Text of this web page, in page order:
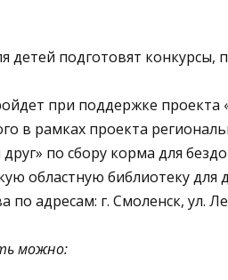
детей подготовят
при поддержке проекта
в рамках проекта
по сбору корма для
областную библиотеку
по адресам: г. Смоленск, ул.
можно: